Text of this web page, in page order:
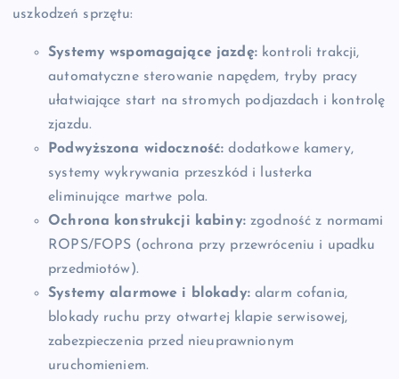
uszkodzeń sprzętu:
Systemy wspomagające jazdę:kontroli trakcji,
automatyczne sterowanie napędem, tryby pracy
ułatwiające start na stromych podjazdach i kontrolę
zjazdu.
Podwyższona widoczność: dodatkowe kamery,
systemy wykrywania przeszkód i lusterka
eliminujące martwe pola.
Ochrona konstrukcji kabiny:zgodność z normami
ROPS/FOPS (ochrona przy przewróceniu i upadku
przedmiotów).
Systemy alarmowe i blokady:alarm cofania,
blokady ruchu przy otwartej klapie serwisowej,
zabezpieczenia przed nieuprawnionym
uruchomieniem.